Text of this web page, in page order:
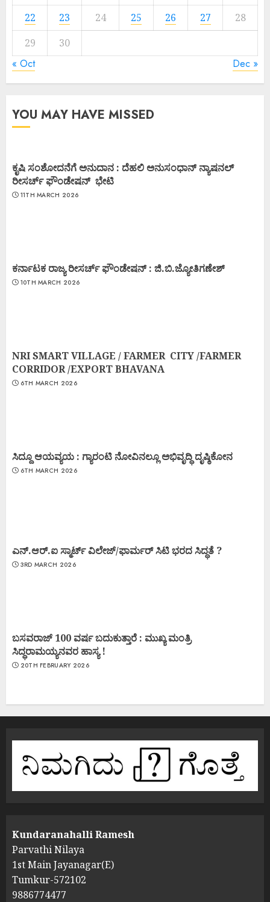
22
23 24 25 26 27
28
29
30
« Oct Dec »
YOU MAY HAVE MISSED
ಕೃಷಿ ಸಂಶೋದನೆಗೆ ಅನುದಾನ : ದೆಹಲಿ ಅನುಸಂಧಾನ್ ನ್ಯಾಷನಲ್
ರೀಸರ್ಚ್ ಫೌಂಡೇಷನ್ ಭೇಟಿ
11TH MARCH 2026
ಕರ್ನಾಟಕ ರಾಜ್ಯ ರೀಸರ್ಚ್ ಫೌಂಡೇಷನ್ : ಜಿ.ಬಿ.ಜ್ಯೋತಿಗಣೇಶ್
10TH MARCH 2026
NRI SMART VILLAGE / FARMER CITY /FARMER
CORRIDOR /EXPORT BHAVANA
6TH MARCH 2026
ಸಿದ್ದೂ ಆಯವ್ಯಯ : ಗ್ಯಾರಂಟಿ ನೋವಿನಲ್ಲೂ ಅಭಿವೃದ್ಧಿ ದೃಷ್ಠಿಕೋನ
6TH MARCH 2026
ಎನ್.ಆರ್.ಐ ಸ್ಮಾರ್ಟ್ ವಿಲೇಜ್/ಫಾರ್ಮರ್ ಸಿಟಿ ಭರದ ಸಿದ್ಧತೆ ?
3RD MARCH 2026
ಬಸವರಾಜ್ 100 ವರ್ಷ ಬದುಕುತ್ತಾರೆ : ಮುಖ್ಯ ಮಂತ್ರಿ
ಸಿದ್ಧರಾಮಯ್ಯನವರ ಹಾಸ್ಯ !
20TH FEBRUARY 2026
Kundaranahalli Ramesh
Parvathi Nilaya
1st Main Jayanagar(E)
Tumkur-572102
9886774477